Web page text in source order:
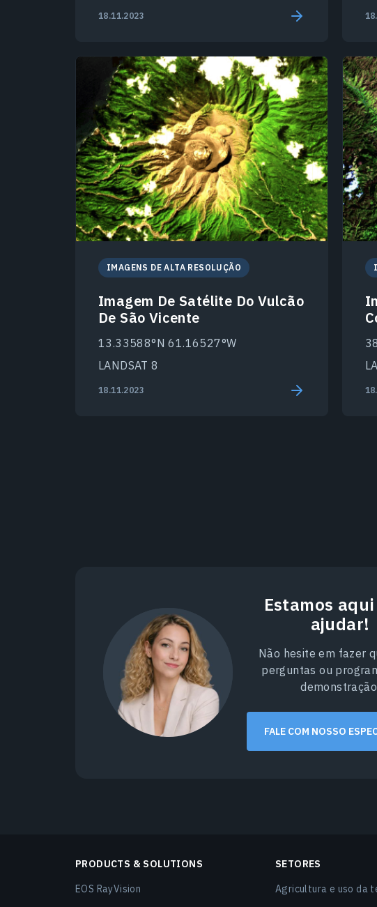
18.11.2023
IMAGENS DE ALTA RESOLUÇÃO
Imagem De Satélite Do Vulcão
De São Vicente
13.33588°N 61.16527°W
LANDSAT 8
18.11.2023
Estamos
ajudar!
Não hesite em fazer
perguntas ou
FALE COM NOSSO
PRODUCTS & SOLUTIONS
EOS RayVision
SETORES
Agricultura e uso da